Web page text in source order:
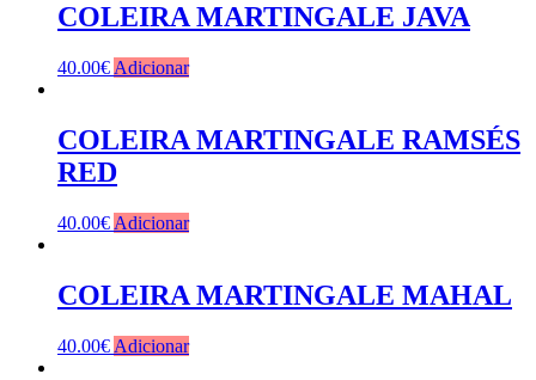
COLEIRA MARTINGALE JAVA
40.00€ Adicionar
COLEIRA MARTINGALE RAMSÉS
RED
40.00€ Adicionar
COLEIRA MARTINGALE MAHAL
40.00€ Adicionar